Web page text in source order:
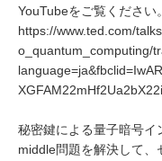
YouTubeをご覧ください。
https://www.ted.com/
o_quantum_computing/
秘密鍵による量子暗号
middle問題を解決して、